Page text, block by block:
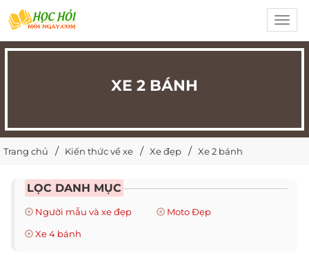
XE 2 BÁNH
Trang chủ Kiến thức về xe Xe đẹp Xe 2 bánh
LỌC DANH MỤC
Người mẫu và xe đẹp
Moto Đẹp
Xe 4 bánh